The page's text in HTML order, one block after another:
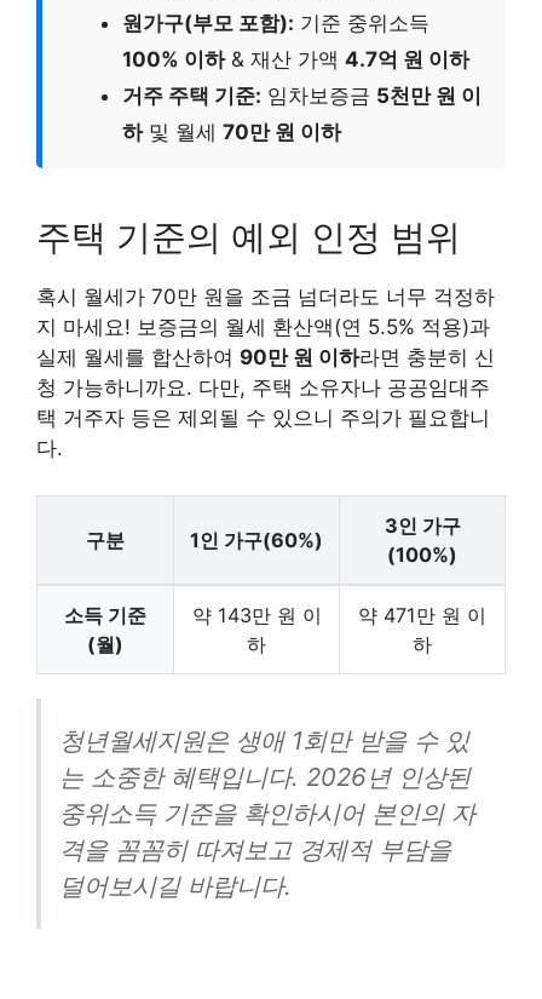
원가구(부모 포함): 기준 중위소득
100% 이하& 재산 가액 4.7억 원 이하
거주 주택 기준: 임차보증금 5천만 원 이
하및 월세 70만 원 이하
주택 기준의 예외 인정 범위
혹시 월세가 70만 원을 조금 넘더라도 너무 걱정하
지 마세요! 보증금의 월세 환산액(연 5.5% 적용)과
실제 월세를 합산하여 90만 원 이하라면 충분히 신
청 가능하니까요. 다만, 주택 소유자나 공공임대주
택 거주자 등은 제외될 수 있으니 주의가 필요합니
다.
구분 1인 가구(60%)
3인 가구
(100%)
소득 기준
(월)
약 143만 원 이
하
약 471만 원 이
하
청년월세지원은 생애 1회만 받을 수 있
는 소중한 혜택입니다. 2026년 인상된
중위소득 기준을 확인하시어 본인의 자
격을 꼼꼼히 따져보고 경제적 부담을
덜어보시길 바랍니다.